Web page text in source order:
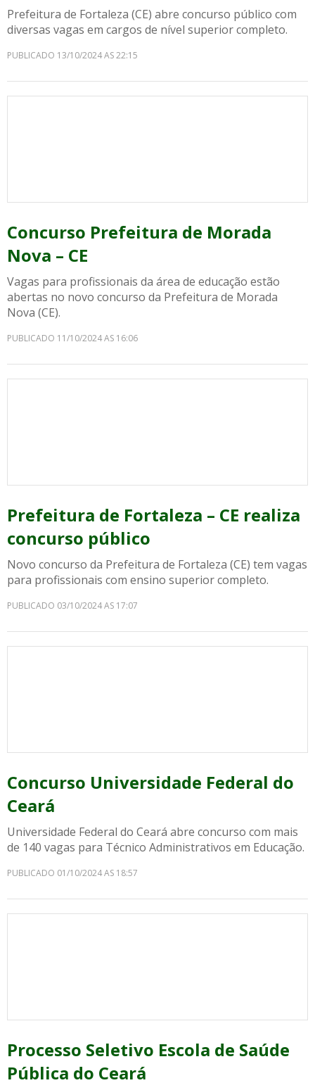
Prefeitura de Fortaleza (CE) abre concurso público com
diversas vagas em cargos de nível superior completo.
PUBLICADO 13/10/2024 AS 22:15
Concurso Prefeitura de Morada
Nova – CE
Vagas para profissionais da área de educação estão
abertas no novo concurso da Prefeitura de Morada
Nova (CE).
PUBLICADO 11/10/2024 AS 16:06
Prefeitura de Fortaleza – CE realiza
concurso público
Novo concurso da Prefeitura de Fortaleza (CE) tem vagas
para profissionais com ensino superior completo.
PUBLICADO 03/10/2024 AS 17:07
Concurso Universidade Federal do
Ceará
Universidade Federal do Ceará abre concurso com mais
de 140 vagas para Técnico Administrativos em Educação.
PUBLICADO 01/10/2024 AS 18:57
Processo Seletivo Escola de Saúde
Pública do Ceará